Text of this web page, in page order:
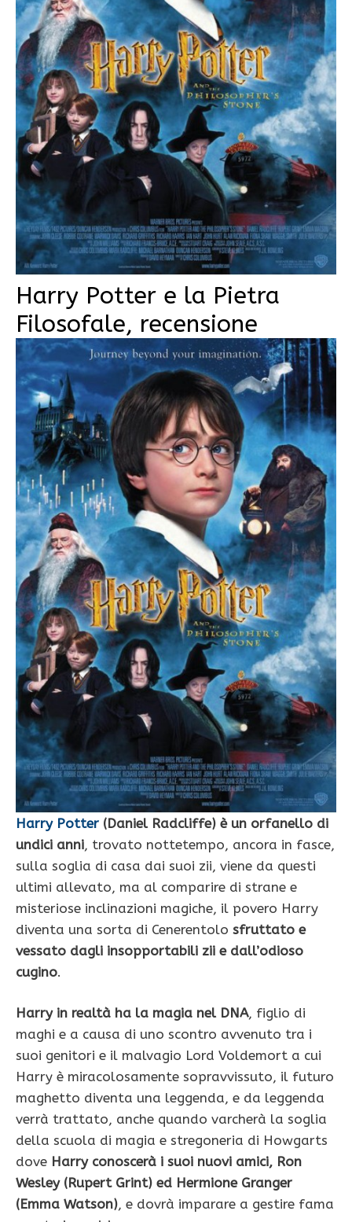
Harry Potter e la Pietra
Filosofale, recensione
Harry Potter (Daniel Radcliffe) è un orfanello di
undici anni, trovato nottetempo, ancora in fasce,
sulla soglia di casa dai suoi zii, viene da questi
ultimi allevato, ma al comparire di strane e
misteriose inclinazioni magiche, il povero Harry
diventa una sorta di Cenerentolo sfruttato e
vessato dagli insopportabili zii e dall’odioso
cugino.
Harry in realtà ha la magia nel DNA, figlio di
maghi e a causa di uno scontro avvenuto tra i
suoi genitori e il malvagio Lord Voldemort a cui
Harry è miracolosamente sopravvissuto, il futuro
maghetto diventa una leggenda, e da leggenda
verrà trattato, anche quando varcherà la soglia
della scuola di magia e stregoneria di Howgarts
dove Harry conoscerà i suoi nuovi amici, Ron
Wesley (Rupert Grint) ed Hermione Granger
(Emma Watson), e dovrà imparare a gestire fama